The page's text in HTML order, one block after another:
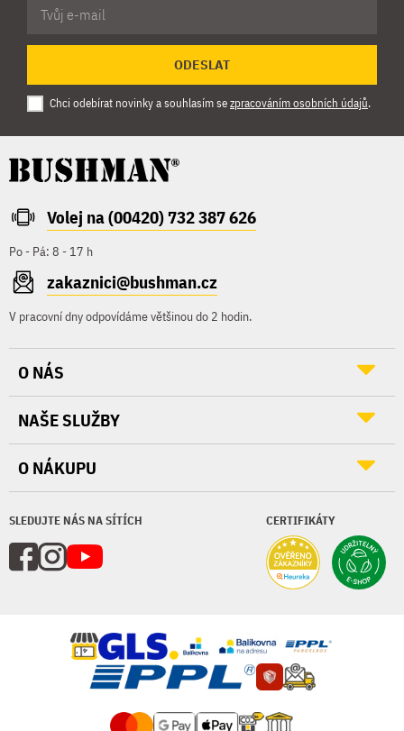
ODESLAT
Chci odebírat novinky a souhlasím sezpracováním osobních údajů.
Volej na (00420) 732 387 626
Po - Pá: 8 - 17 h
zakaznici@bushman.cz
V pracovní dny odpovídáme většinou do 2 hodin.
SLEDUJTE NÁS NA SÍTÍCH CERTIFIKÁTY
O NÁS
NAŠE SLUŽBY
O NÁKUPU